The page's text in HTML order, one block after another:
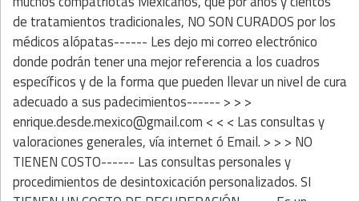
de tratamientos tradicionales, NO SON CURADOS por los
médicos alópatas------ Les dejo mi correo electrónico
donde podrán tener una mejor referencia a los cuadros
específicos y de la forma que pueden llevar un nivel de cura
adecuado a sus padecimientos------ > > >
enrique.desde.mexico@gmail.com < < < Las consultas y
valoraciones generales, vía internet ó Email. > > > NO
TIENEN COSTO------ Las consultas personales y
procedimientos de desintoxicación personalizados. SI